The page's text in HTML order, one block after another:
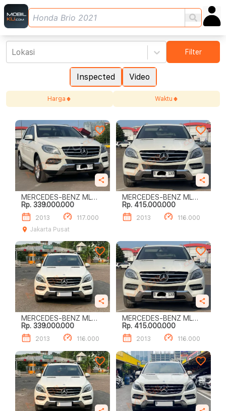
Inspected Video
Lokasi Filter
Harga Waktu
MERCEDES-BENZ ML
ML250 CDI TURUN
HARGA‼️
Rp. 339.000.000
2013
117.000
Jakarta Pusat
MERCEDES-BENZ ML
250 CDI
Rp. 415.000.000
2013 116.000
MERCEDES-BENZ ML
250 CDI
Rp. 339.000.000
2013 116.000
MERCEDES-BENZ ML
250 CDI
Rp. 415.000.000
2013 116.000